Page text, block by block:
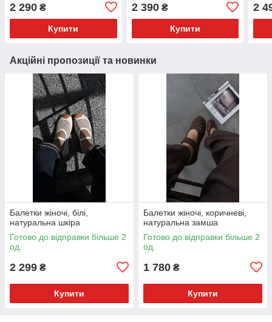
2 290 ₴
Купити
2 390₴
Купити
2
Акційні пропозиції та новинки
Балетки жіночі, білі,
натуральна шкіра
Готово до відправки більше 2
од.
2 299 ₴
Купити
Балетки жіночі, коричневі,
натуральна замша
Готово до відправки більше 2
од.
1 780 ₴
Купити